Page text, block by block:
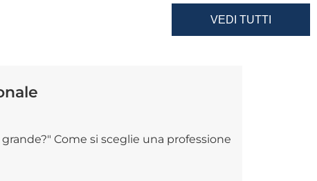
VEDI TUTTI
Come si sceglie una professione